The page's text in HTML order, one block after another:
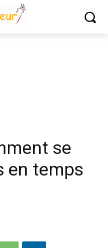
collectent les stats en
se
en temps